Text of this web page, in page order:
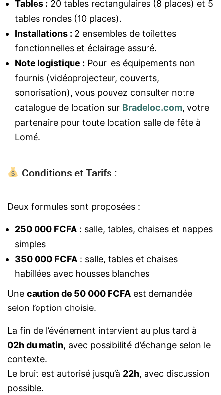
Tables : 20 tables rectangulaires (8 places) et 5
tables rondes (10 places).
Installations : 2 ensembles de toilettes
fonctionnelles et éclairage assuré.
Note logistique : Pour les équipements non
fournis (vidéoprojecteur, couverts,
sonorisation), vous pouvez consulter notre
catalogue de location sur Bradeloc.com, votre
partenaire pour toute location salle de fête à
Lomé.
Conditions et Tarifs :
Deux formules sont proposées :
250 000 FCFA : salle, tables, chaises et nappes
simples
350 000 FCFA : salle, tables et chaises
habillées avec housses blanches
Une caution de 50 000 FCFA est demandée
selon l’option choisie.
La fin de l’événement intervient au plus tard à
02h du matin, avec possibilité d’échange selon le
contexte.
Le bruit est autorisé jusqu’à 22h, avec discussion
possible.